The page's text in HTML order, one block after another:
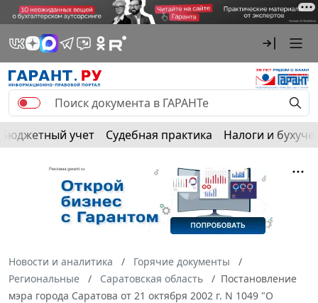
Бюджетный учет Судебная практика Налоги и
Новости и аналитика
Горячие документы
Региональные
Саратовская область
Постановление
мэра города Саратова от 21 октября 2002 г. N 1049 "О